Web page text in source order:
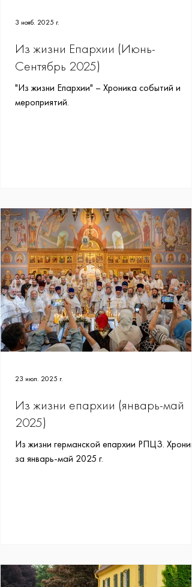
Из жизни Епархии (Июнь-
Сентябрь 2025)
"Из жизни Епархии" – Хроника событий и
мероприятий.
3 нояб. 2025 г.
Из жизни епархии (январь-май
2025)
Из жизни германской епархии РПЦЗ.
за январь-май 2025 г.
23 июл. 2025 г.